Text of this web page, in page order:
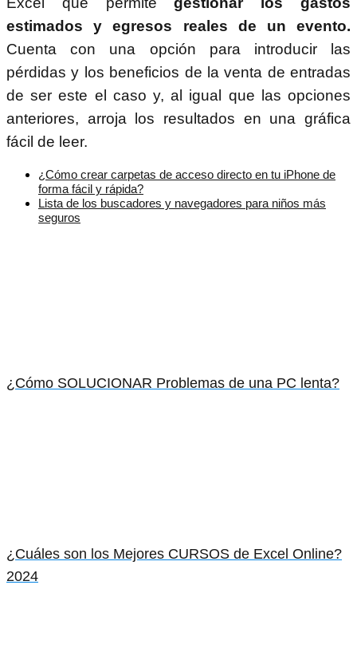
estimados y egresos reales de un evento.
Cuenta con una opción para introducir las
pérdidas y los beneficios de la venta de entradas
de ser este el caso y, al igual que las opciones
anteriores, arroja los resultados en una gráfica
fácil de leer.
¿Cómo crear carpetas de acceso directo en tu iPhone de
forma fácil y rápida?
Lista de los buscadores y navegadores para niños más
seguros
¿Cómo SOLUCIONAR Problemas de una PC lenta?
¿Cuáles son los Mejores CURSOS de Excel Online?
2024